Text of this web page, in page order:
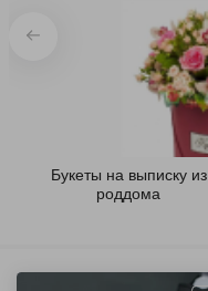
Букеты на выписку из
роддома